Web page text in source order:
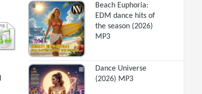
Beach Euphoria:
EDM dance hits of
the season (2026)
MP3
Dance Universe
(2026) MP3